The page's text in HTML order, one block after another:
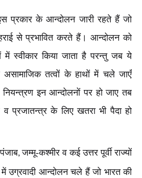
प्रकार के आन्दोलन जारी रहते हैं जो
से प्रभावित करते हैं। आन्दोलन को
में स्वीकार किया जाता है परन्तु जब ये
असामाजिक तत्वों के हाथों में चले जाएँ
नियन्त्रण इन आन्दोलनों पर हो जाए तब
व प्रजातन्त्र के लिए खतरा भी पैदा हो
,जम्मू-कश्मीर व कई उत्तर पूर्वी राज्यों
उग्रवादी आन्दोलन चले हैं जो भारत की